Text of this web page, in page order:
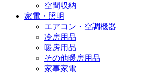
空間収納
家電・照明
エアコン・空調機器
冷房用品
暖房用品
その他暖房用品
家事家電